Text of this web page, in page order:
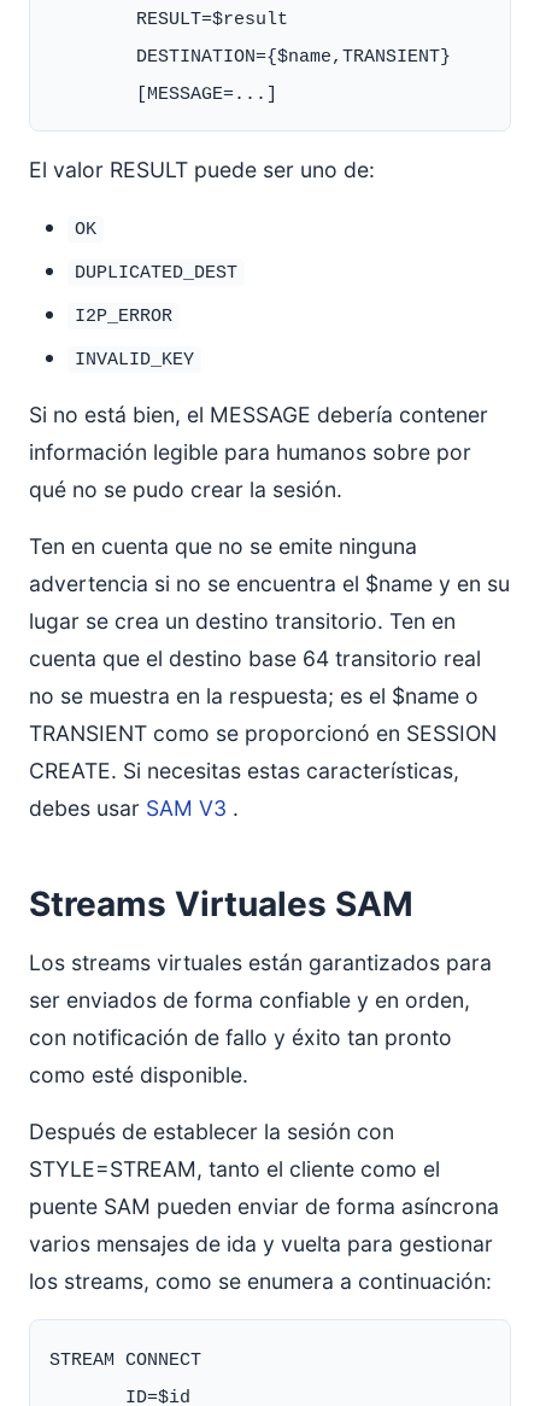
        RESULT=$result
        DESTINATION={$name,TRANSIENT}
El valor RESULT puede ser uno de:
OK
DUPLICATED_DEST
I2P_ERROR
INVALID_KEY
Si no está bien, el MESSAGE debería contener
información legible para humanos sobre por
qué no se pudo crear la sesión.
Ten en cuenta que no se emite ninguna
advertencia si no se encuentra el $name y en su
lugar se crea un destino transitorio. Ten en
cuenta que el destino base 64 transitorio real
no se muestra en la respuesta; es el $name o
TRANSIENT como se proporcionó en SESSION
CREATE. Si necesitas estas características,
debes usar SAM V3 .
Streams Virtuales SAM
Los streams virtuales están garantizados para
ser enviados de forma confiable y en orden,
con notificación de fallo y éxito tan pronto
como esté disponible.
Después de establecer la sesión con
STYLE=STREAM, tanto el cliente como el
puente SAM pueden enviar de forma asíncrona
varios mensajes de ida y vuelta para gestionar
los streams, como se enumera a continuación:
STREAM CONNECT
       ID=$id